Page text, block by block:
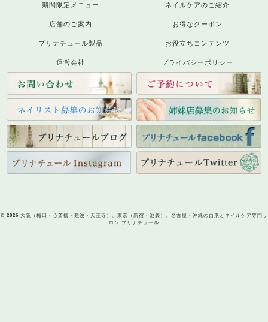
期間限定メニュー ネイルケアのご紹介
店舗のご案内 お得なクーポン
プリナチュール製品 お役立ちコンテンツ
運営会社 プライバシーポリシー
© 2026 大阪（梅田・心斎橋・難波・天王寺）、東京（新宿・池袋）、名古屋・沖縄の自爪とネイルケア専門サ
ロン プリナチュール